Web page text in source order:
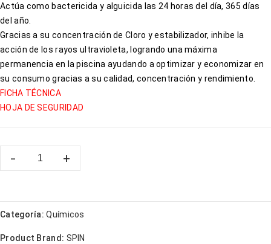
Actúa como bactericida y alguicida las 24 horas del día, 365 días
del año.
Gracias a su concentración de Cloro y estabilizador, inhibe la
acción de los rayos ultravioleta, logrando una máxima
permanencia en la piscina ayudando a optimizar y economizar en
su consumo gracias a su calidad, concentración y rendimiento.
FICHA TÉCNICA
HOJA DE SEGURIDAD
Categoría:Químicos
Product Brand: SPIN